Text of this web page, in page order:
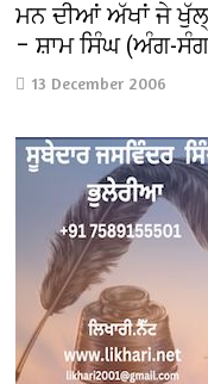
ਮਨ ਦੀਆਂ ਅੱਖਾਂ ਜੇ
– ਸ਼ਾਮ ਸਿੰਘ (ਅੰਗ-
13 December 2006